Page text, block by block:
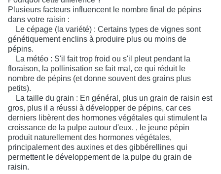
Plusieurs facteurs influencent le nombre final de pépins
dans votre raisin :
Le cépage (la variété) : Certains types de vignes sont
génétiquement enclins à produire plus ou moins de
pépins.
La météo : S'il fait trop froid ou s'il pleut pendant la
floraison, la pollinisation se fait mal, ce qui réduit le
nombre de pépins (et donne souvent des grains plus
petits).
La taille du grain : En général, plus un grain de raisin est
gros, plus il a réussi à développer de pépins, car ces
derniers libèrent des hormones végétales qui stimulent la
croissance de la pulpe autour d'eux. , le jeune pépin
produit naturellement des hormones végétales,
principalement des auxines et des gibbérellines qui
permettent le développement de la pulpe du grain de
raisin.